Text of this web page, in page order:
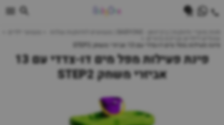
פינת פעילות מפל מים דו-צדדי עם 13 אביזרי משחק STEP2
פינת פעילות מפל מים דו-צדדי עם 13
אביזרי משחק STEP2